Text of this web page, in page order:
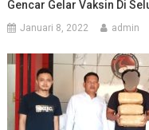
Gencar Gelar Vaksin Di
Januari 8, 2022 admin